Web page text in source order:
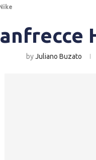
byJuliano Buzato